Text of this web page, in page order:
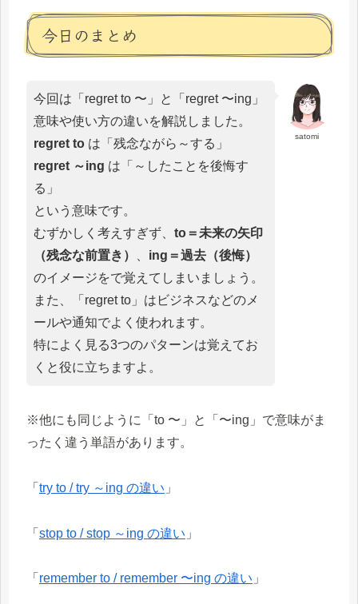
今日のまとめ
satomi
今回は「regret to 〜」と「regret 〜ing」
意味や使い方の違いを解説しました。
regret to は「残念ながら～する」
regret ～ing は「～したことを後悔す
る」
という意味です。
むずかしく考えすぎず、 to＝未来の矢印
（残念な前置き）
ing＝過去（後悔）
のイメージをで覚えてしまいましょう。
また、「regret to」はビジネスなどのメ
ールや通知でよく使われます。
特によく見る3つのパターンは覚えてお
くと役に立ちますよ。
※他にも同じように「to 〜」と「〜ing」で意味がま
ったく違う単語があります。
「 try to / try ～ing の違い 」
「 stop to / stop ～ing の違い 」
「 remember to / remember 〜ing の違い 」